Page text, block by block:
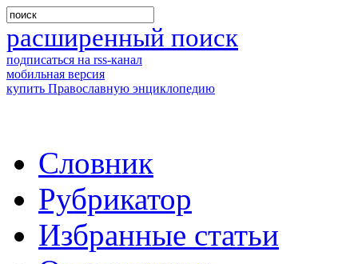
расширенный поиск
подписаться на rss-канал
мобильная версия
купить Православную энциклопедию
Словник
Рубрикатор
Избранные статьи